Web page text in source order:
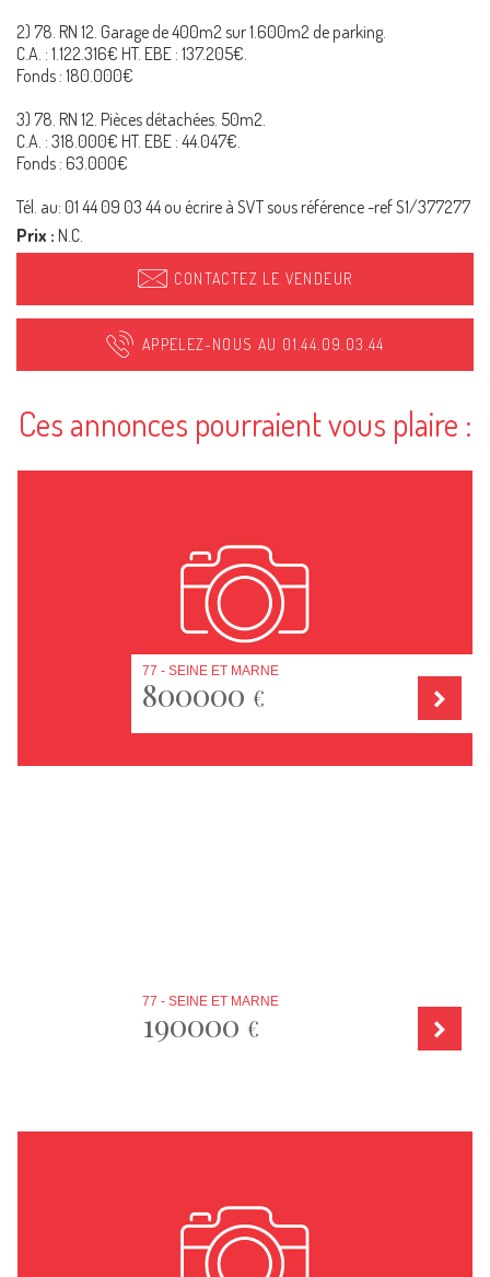
2) 78. RN 12. Garage de 400m2 sur 1.600m2 de parking.
C.A. : 1.122.316€ HT. EBE : 137.205€.
Fonds : 180.000€
3) 78. RN 12. Pièces détachées. 50m2.
C.A. : 318.000€ HT. EBE : 44.047€.
Fonds : 63.000€
Tél. au: 01 44 09 03 44 ou écrire à SVT sous référence -ref S1/377277
Prix : N.C.
CONTACTEZ LE VENDEUR
APPELEZ-NOUS AU 01.44.09.03.44
Ces annonces pourraient vous plaire :
77 - SEINE ET MARNE
800000 €
77 - SEINE ET MARNE
190000 €